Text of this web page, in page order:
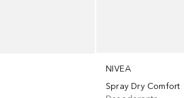
NIVEA
Spray Dry Comfort